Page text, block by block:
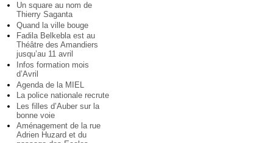
Un square au nom de
Thierry Saganta
Quand la ville bouge
Fadila Belkebla est au
Théâtre des Amandiers
jusqu’au 11 avril
Infos formation mois
d’Avril
Agenda de la MIEL
La police nationale recrute
Les filles d’Auber sur la
bonne voie
Aménagement de la rue
Adrien Huzard et du